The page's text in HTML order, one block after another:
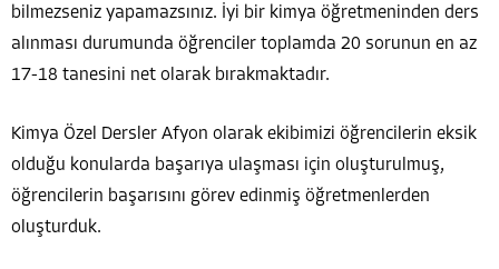
bilmezseniz yapamazsınız. İyi bir kimya öğretmeninden ders
alınması durumunda öğrenciler toplamda 20 sorunun en az
17-18 tanesini net olarak bırakmaktadır.
Kimya Özel Dersler Afyon olarak ekibimizi öğrencilerin eksik
olduğu konularda başarıya ulaşması için oluşturulmuş,
öğrencilerin başarısını görev edinmiş öğretmenlerden
oluşturduk.